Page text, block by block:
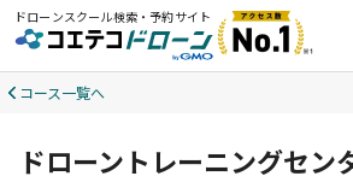
ドローンスクール検索・予約サイト
コース一覧へ
ドローントレーニングセン